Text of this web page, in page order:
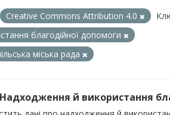
Creative Commons Attribution 4.0
благодійної допомоги
міська рада
й використання